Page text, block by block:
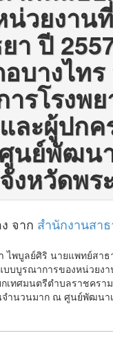
วยงาน
า ปี
บางไท
รโรงพ
ละผู้ปก
ย์พัฒนา
งหวัดพ
จาก สำนักงานสา
ไพบูลย์ศิริ นายแพทย์สา
บบูรณาการของหน่วยง
เทศมนตรีตำบลราชคร
จำนวนมาก ณ ศูนย์พัฒนา